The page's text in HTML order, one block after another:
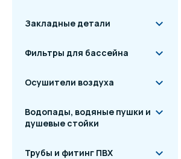
Закладные детали
Фильтры для бассейна
Осушители воздуха
Водопады, водяные пушки и
душевые стойки
Трубы и фитинг ПВХ